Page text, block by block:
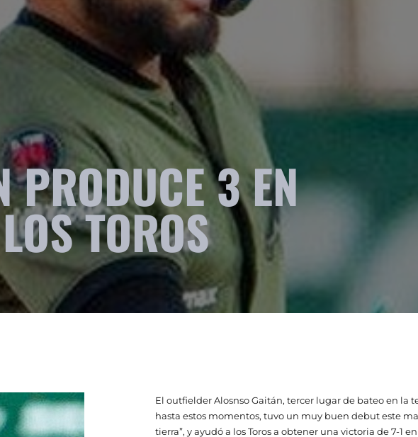
PRODUCE 3 EN
TOROS
El outfielder Alosnso Gaitán, tercer lugar de bateo en la
hasta estos momentos, tuvo un muy buen debut este
tierra”, y ayudó a los Toros a obtener una victoria de 7-1